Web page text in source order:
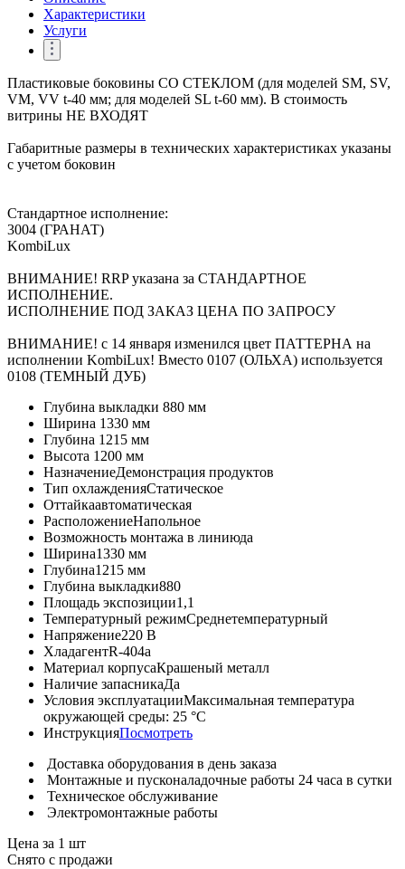
Характеристики
Услуги
Пластиковые боковины СО СТЕКЛОМ (для моделей SM, SV,
VM, VV t-40 мм; для моделей SL t-60 мм). В стоимость
витрины НЕ ВХОДЯТ
Габаритные размеры в технических характеристиках указаны
с учетом боковин
Стандартное исполнение:
3004 (ГРАНАТ)
KombiLux
ВНИМАНИЕ! RRP указана за СТАНДАРТНОЕ
ИСПОЛНЕНИЕ.
ИСПОЛНЕНИЕ ПОД ЗАКАЗ ЦЕНА ПО ЗАПРОСУ
ВНИМАНИЕ! с 14 января изменился цвет ПАТТЕРНА на
исполнении KombiLux! Вместо 0107 (ОЛЬХА) используется
0108 (ТЕМНЫЙ ДУБ)
Глубина выкладки 880 мм
Ширина 1330 мм
Глубина 1215 мм
Высота 1200 мм
НазначениеДемонстрация продуктов
Тип охлажденияСтатическое
Оттайкаавтоматическая
РасположениеНапольное
Возможность монтажа в линиюда
Ширина1330 мм
Глубина1215 мм
Глубина выкладки880
Площадь экспозиции1,1
Температурный режимСреднетемпературный
Напряжение220 В
ХладагентR-404a
Материал корпусаКрашеный металл
Наличие запасникаДа
Условия эксплуатацииМаксимальная температура
окружающей среды: 25 °С
ИнструкцияПосмотреть
Доставка оборудования в день заказа
Монтажные и пусконаладочные работы 24 часа в сутки
Техническое обслуживание
Электромонтажные работы
Цена за 1 шт
Снято с продажи